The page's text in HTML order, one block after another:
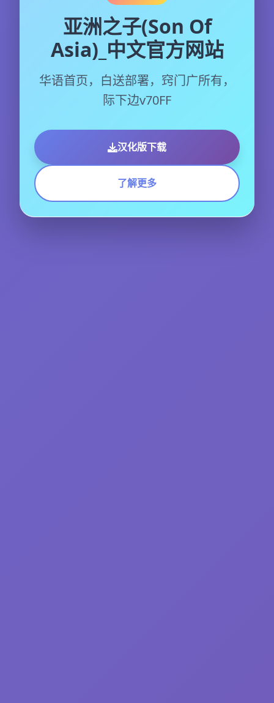
亚洲之子(Son Of
Asia)_中文官方网站
华语首页，白送部署，窍门广所有，
际下边v70FF
汉化版下载
了解更多